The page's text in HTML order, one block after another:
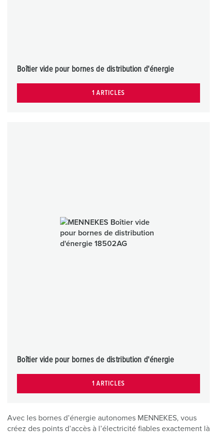
Boîtier vide pour bornes de distribution d'énergie
1 ARTICLES
Boîtier vide pour bornes de distribution d'énergie
1 ARTICLES
Avec les bornes d’énergie autonomes MENNEKES, vous
créez des points d’accès à l’électricité fiables exactement là